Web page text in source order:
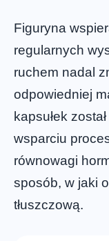
Figuryna
regularnych
ruchem nadal
odpowiedniej
kapsułek
wsparciu
równowagi
sposób, w jaki
tłuszczową.